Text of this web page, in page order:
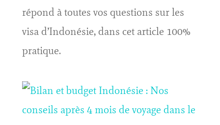
répond à toutes vos questions sur les
visa d’Indonésie, dans cet article 100%
pratique.